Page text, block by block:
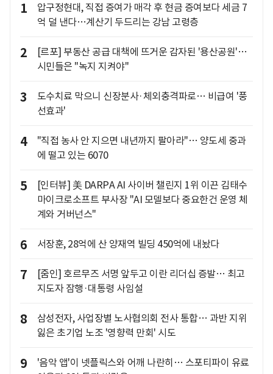
1
압구정현대, 직접 증여가 매각 후 현금 증여보다 세금 7
억 덜 낸다…계산기 두드리는 강남 고령층
2
[르포] 부동산 공급 대책에 뜨거운 감자된 '용산공원'…
시민들은 "녹지 지켜야"
3
도수치료 막으니 신장분사·체외충격파로… 비급여 '풍
선효과'
4
"직접 농사 안 지으면 내년까지 팔아라"… 양도세 중과
에 떨고 있는 6070
5
[인터뷰] 美 DARPA AI 사이버 챌린지 1위 이끈 김태수
마이크로소프트 부사장 "AI 모델보다 중요한건 운영 체
계와 거버넌스"
6 서장훈, 28억에 산 양재역 빌딩 450억에 내놨다
7
[줌인] 호르무즈 서명 앞두고 이란 리더십 증발… 최고
지도자 잠행·대통령 사임설
8
삼성전자, 사업장별 노사협의회 전사 통합… 과반 지위
잃은 초기업 노조 '영향력 만회' 시도
9
'음악 앱'이 넷플릭스와 어깨 나란히… 스포티파이 유료